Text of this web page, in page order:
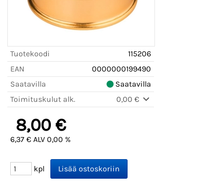
Tuotekoodi
115206
EAN
0000000199490
Saatavilla
Saatavilla
Toimituskulut alk.
0,00 €
8,00 €
6,37 € ALV 0,00 %
kpl